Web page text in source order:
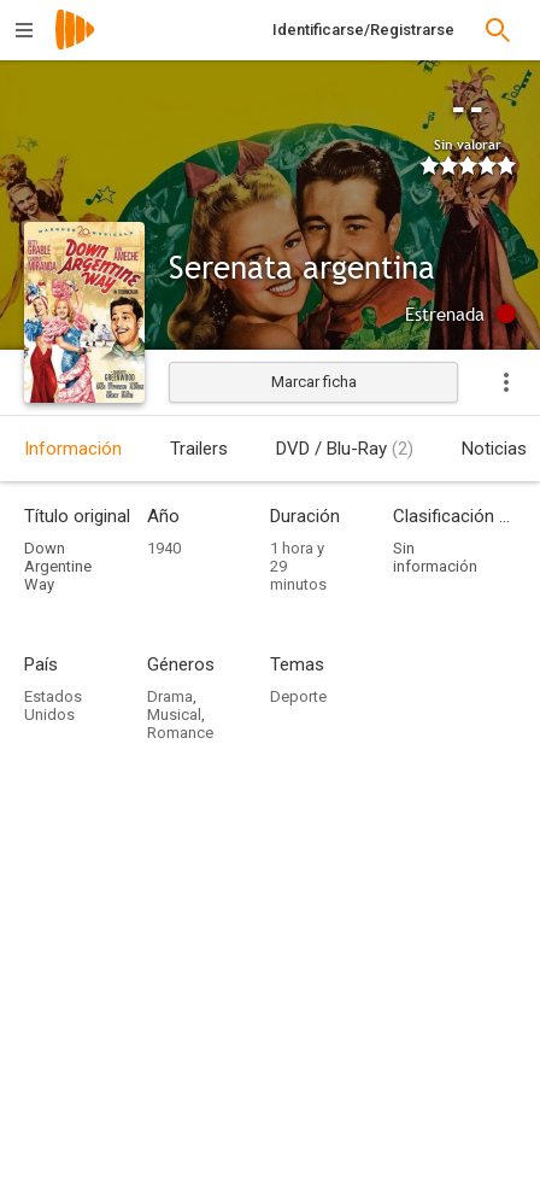
Identificarse/Registrarse
--
Sin valorar
Serenata argentina
Estrenada
Marcar ficha
Información Trailers DVD / Blu-Ray (2) Noticias
Título original
Down
Argentine
Way
Año
1940
Duración
1 hora y
29
minutos
Clasificación por edades
Sin
información
País
Estados
Unidos
Géneros
Drama,
Musical ,
Romance
Temas
Deporte